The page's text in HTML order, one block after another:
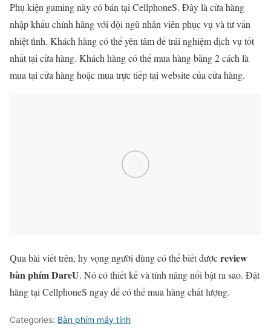
Phụ kiện gaming này có bán tại CellphoneS. Đây là cửa hàng
nhập khẩu chính hãng với đội ngũ nhân viên phục vụ và tư vấn
nhiệt tình. Khách hàng có thể yên tâm để trải nghiệm dịch vụ tốt
nhất tại cửa hàng. Khách hàng có thể mua hàng bằng 2 cách là
mua tại cửa hàng hoặc mua trực tiếp tại website của cửa hàng.
Qua bài viết trên, hy vọng người dùng có thể biết đượcreview
bàn phím DareU. Nó có thiết kế và tính năng nổi bật ra sao. Đặt
hàng tại CellphoneS ngay để có thể mua hàng chất lượng.
Categories: Bàn phím máy tính